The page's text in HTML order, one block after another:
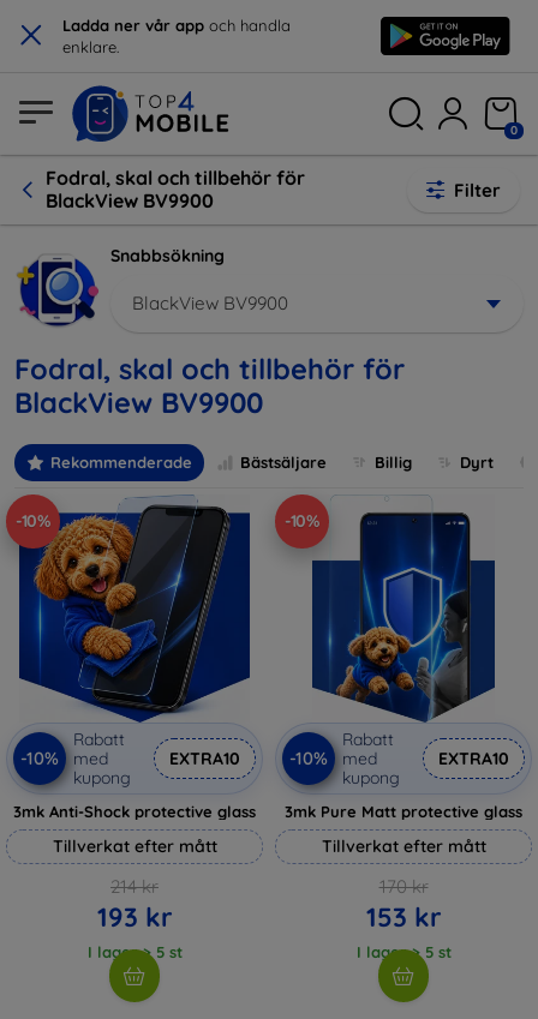
× Ladda ner vår app och handla
enklare.
0
Fodral, skal och tillbehör för
BlackView BV9900
Filter
Snabbsökning
BlackView BV9900
Fodral, skal och tillbehör för
BlackView BV9900
Rekommenderade Bästsäljare Billig Dyrt
-10%
-10%
Rabatt
med
kupong
EXTRA10
3mk Anti-Shock protective glass
Tillverkat efter mått
214 kr
193 kr
I lager > 5 st
-10%
-10%
Rabatt
med
kupong
EXTRA10
3mk Pure Matt protective glass
Tillverkat efter mått
170 kr
153 kr
I lager > 5 st